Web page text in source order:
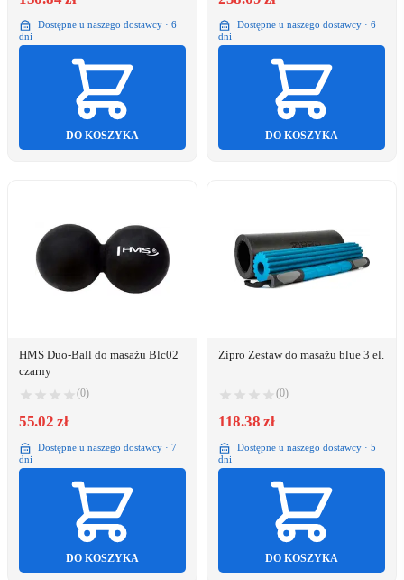
Dostępne u naszego dostawcy · 6
dni
DO KOSZYKA
Dostępne u naszego dostawcy · 6
dni
DO KOSZYKA
HMS Duo-Ball do masażu Blc02
czarny
(0)
55.02 zł
Dostępne u naszego dostawcy · 7
dni
DO KOSZYKA
Zipro Zestaw do masażu blue 3 el.
(0)
118.38 zł
Dostępne u naszego dostawcy · 5
dni
DO KOSZYKA